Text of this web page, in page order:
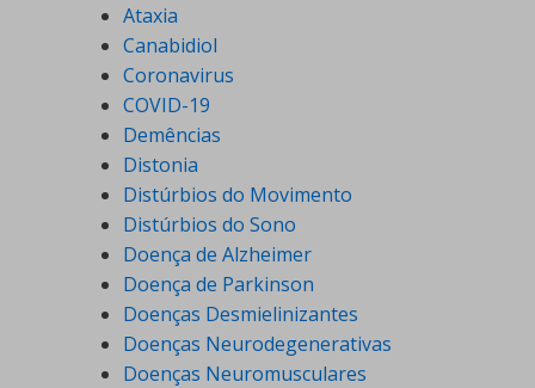
Ataxia
Canabidiol
Coronavirus
COVID-19
Demências
Distonia
Distúrbios do Movimento
Distúrbios do Sono
Doença de Alzheimer
Doença de Parkinson
Doenças Desmielinizantes
Doenças Neurodegenerativas
Doenças Neuromusculares